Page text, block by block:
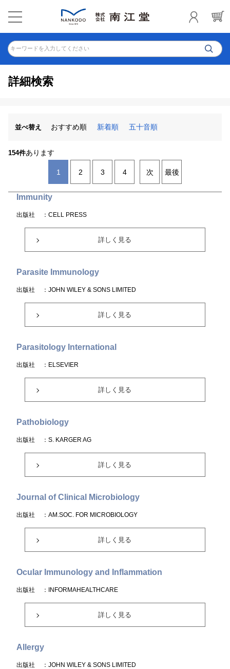
キーワードを入力してください
詳細検索
並べ替え おすすめ順 新着順 五十音順
154件あります
1 2 3 4 次 最後
Immunity
出版社 ：CELL PRESS
詳しく見る
Parasite Immunology
出版社 ：JOHN WILEY & SONS LIMITED
詳しく見る
Parasitology International
出版社 ：ELSEVIER
詳しく見る
Pathobiology
出版社 ：S. KARGER AG
詳しく見る
Journal of Clinical Microbiology
出版社 ：AM.SOC. FOR MICROBIOLOGY
詳しく見る
Ocular Immunology and Inflammation
出版社 ：INFORMAHEALTHCARE
詳しく見る
Allergy
出版社 ：JOHN WILEY & SONS LIMITED